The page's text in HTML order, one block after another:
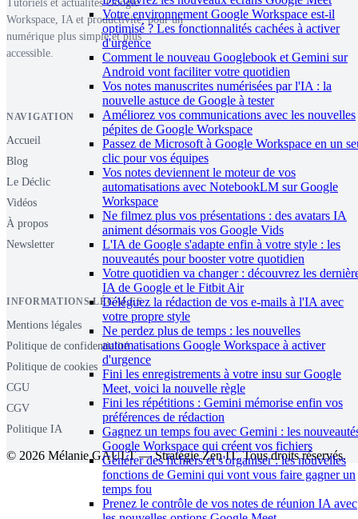
Votre environnement Google Workspace est-il
optimisé ? Les fonctionnalités cachées à activer
d'urgence
Comment le nouveau Googlebook et Gemini sur
Android vont faciliter votre quotidien
Vos notes manuscrites numérisées par l'IA : la
nouvelle astuce de Google à tester
Améliorez vos communications avec les nouvelles
pépites de Google Workspace
Passez de Microsoft à Google Workspace en un
clic pour vos équipes
Vos notes deviennent le moteur de vos
automatisations avec NotebookLM sur Google
Workspace
Ne filmez plus vos présentations : des avatars IA
animent désormais vos Google Vids
L'IA de Google s'adapte enfin à votre style : les
nouveautés pour booster votre quotidien
Votre quotidien va changer : découvrez les
IA de Google et le Fitbit Air
Déléguez la rédaction de vos e-mails à l'IA avec
votre propre style
Ne perdez plus de temps : les nouvelles
automatisations Google Workspace à activer
d'urgence
Fini les enregistrements à votre insu sur Google
Meet, voici la nouvelle règle
Fini les répétitions : Gemini mémorise enfin vos
préférences de rédaction
Gagnez un temps fou avec Gemini : les
Google Workspace qui créent vos fichiers
Générer des fichiers et s'organiser : les nouvelles
fonctions de Gemini qui vont vous faire gagner un
temps fou
Prenez le contrôle de vos notes de réunion IA avec
Tutoriels et actualités Google
Workspace, IA et productivité, pour un
numérique plus simple et plus
accessible.
NAVIGATION
Accueil
Blog
Le Déclic
Vidéos
À propos
Newsletter
INFORMATIONS LÉGALES
Mentions légales
Politique de confidentialité
Politique de cookies
CGU
CGV
Politique IA
© 2026 Mélanie GAULT — Stratégie Zen IT. Tous droits réservés.